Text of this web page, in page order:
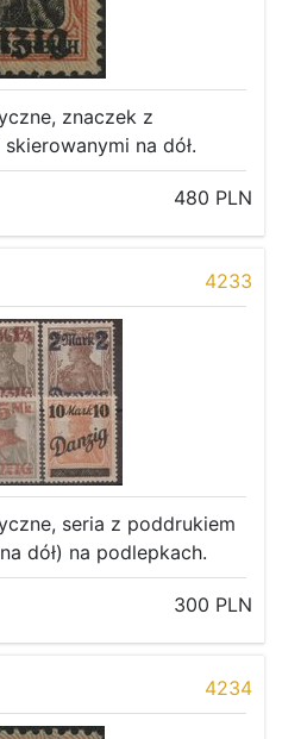
znaczek z
na dół.
480 PLN
4233
seria z poddrukiem
dół) na podlepkach.
300 PLN
4234